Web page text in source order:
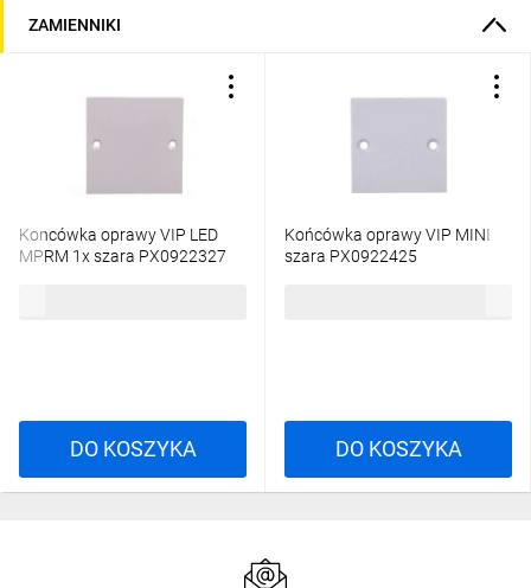
ZAMIENNIKI
Koncówka oprawy VIP LED
MPRM 1x szara PX0922327
DO KOSZYKA
Końcówka oprawy VIP MINI
szara PX0922425
DO KOSZYKA